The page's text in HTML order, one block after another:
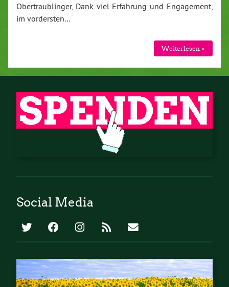
Obertraublinger, Dank viel Erfahrung und Engagement,
im vordersten…
Weiterlesen »
Social Media